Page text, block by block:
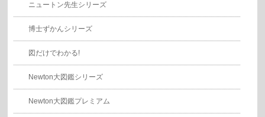
ニュートン先生シリーズ
博士ずかんシリーズ
図だけでわかる!
Newton大図鑑シリーズ
Newton大図鑑プレミアム